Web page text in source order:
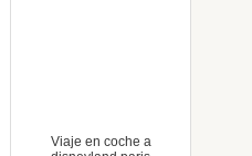
Viaje en coche a